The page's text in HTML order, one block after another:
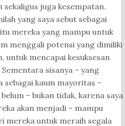
sekaligus juga kesempatan.
yang saya sebut sebagai
mereka yang mampu untuk
menggali potensi yang dimiliki
untuk mencapai kesuksesan
sisanya – yang
sebagai kaum mayoritas –
– bukan tidak, karena saya
akan menjadi – mampu
mereka untuk meraih segala